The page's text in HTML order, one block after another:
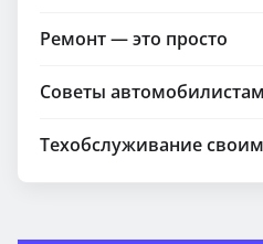
Ремонт — это просто
Советы автомобилистам
Техобслуживание